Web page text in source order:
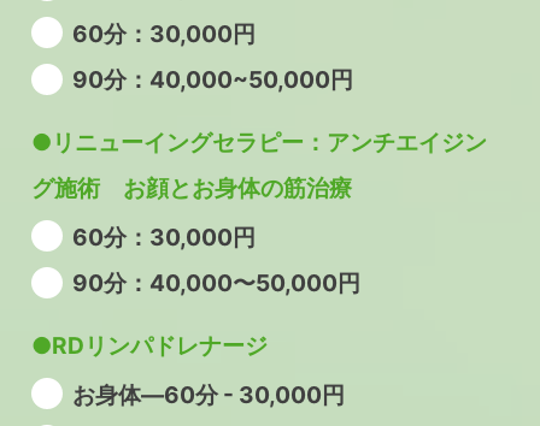
60分：30,000円
90分：40,000~50,000円
●リニューイングセラピー：アンチエイジン
グ施術 お顔とお身体の筋治療
60分：30,000円
90分：40,000〜50,000円
●RDリンパドレナージ
お身体―60分 - 30,000円